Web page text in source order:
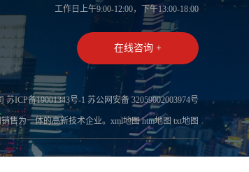
工作日上午9:00-12:00，下午13:00-18:00
在线咨询 +
苏ICP备19001343号-1 苏公网安备 32059002003974号
售为一体的高新技术企业。 xml地图 htm地图 txt地图